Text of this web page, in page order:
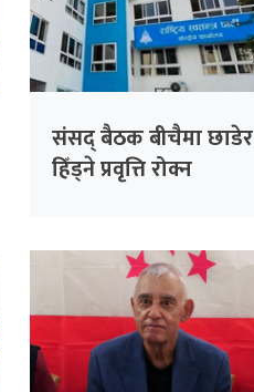
संसद् बैठक बीचैमा छाडेर
हिँड्ने प्रवृत्ति रोक्न
विश्लेषण गरिँदै